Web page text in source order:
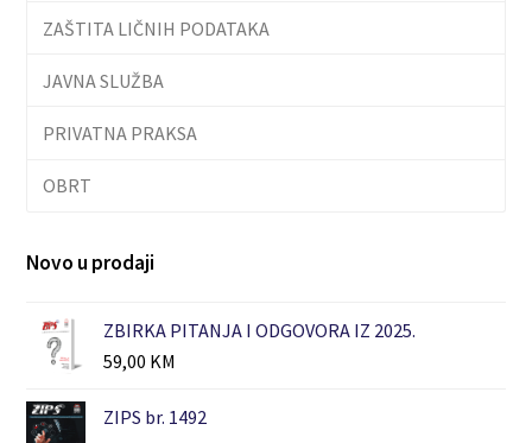
ZAŠTITA LIČNIH PODATAKA
JAVNA SLUŽBA
PRIVATNA PRAKSA
OBRT
Novo u prodaji
ZBIRKA PITANJA I ODGOVORA IZ 2025.
59,00 KM
ZIPS br. 1492